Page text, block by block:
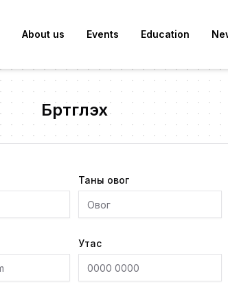
About us Events Education
Бүртгүүлэх
Таны овог
Утас